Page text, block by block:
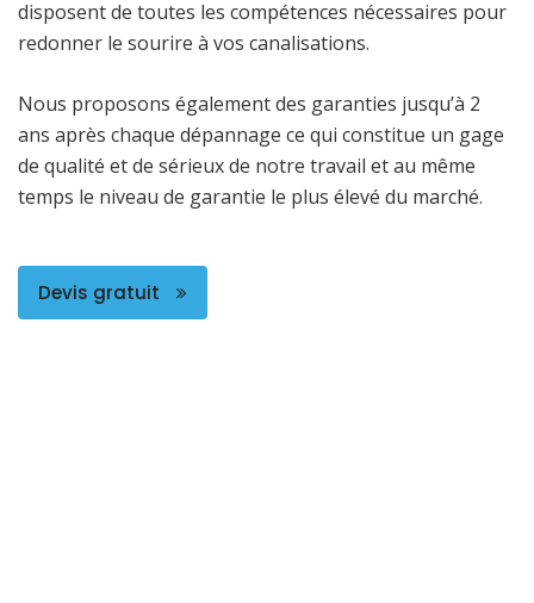
disposent de toutes les compétences nécessaires pour
redonner le sourire à vos canalisations.
Nous proposons également des garanties jusqu’à 2
ans après chaque dépannage ce qui constitue un gage
de qualité et de sérieux de notre travail et au même
temps le niveau de garantie le plus élevé du marché.
Devis gratuit